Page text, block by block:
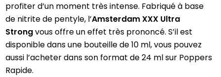
profiter d’un moment très intense. Fabriqué à base
de nitrite de pentyle, l’Amsterdam XXX Ultra
Strongvous offre un effet très prononcé. S’il est
disponible dans une bouteille de 10 ml, vous pouvez
aussi l’acheter dans son format de 24 ml sur Poppers
Rapide.